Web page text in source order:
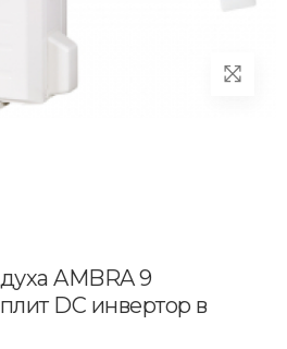
AMBRA 9
DC инвертор в